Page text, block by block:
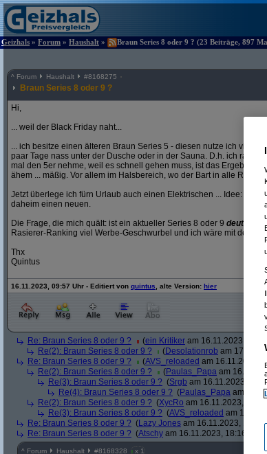
Geizhals » Forum » Haushalt » Braun Series 8 oder 9 ? (23 Beiträge, 897
^ Forum Haushalt #8168275
Braun Series 8 oder 9 ?
Hi,
... weil der Black Friday naht...
... ich besitze einen älteren Braun Series 5 - diesen nutze ich
paar Tage nass unter der Dusche oder in der Sauna. D.h. ich
mal den 5er nehme, weil es schnell gehen muss, ist das Ergebnis -
ähem ... mäßig. Vor allem im Halsbereich, wo der Bart in alle
Jetzt überlege ich fürn Urlaub auch einen Elektrischen ... Idee: ich
daheim einen neuen.
Die Frage, die mich quält: ist ein aktueller Series 8 oder 9 deutlich
Rasierer-Ranking viel Werbe-Geschwurbel und ich wäre mit der
Thx
Quintus
16.11.2023, 09:57 Uhr - Editiert von quintus , alte Version: hier
Re: Braun Series 8 oder 9 ? (ein Kritiker am 16.11.2023,
Re(2): Braun Series 8 oder 9 ?
(Desolationrob am
Re: Braun Series 8 oder 9 ?
(AVS_reloaded am 16.11.2023,
Re(2): Braun Series 8 oder 9 ?
(Paulas_Papa am
Re(3): Braun Series 8 oder 9 ? (Srgb am 16.11.2023,
Re(4): Braun Series 8 oder 9 ? (Paulas_Papa am
Re(2): Braun Series 8 oder 9 ? (XycRo am 16.11.2023,
Re(3): Braun Series 8 oder 9 ? (AVS_reloaded am
Re: Braun Series 8 oder 9 ? (Lazy Jones am 16.11.2023,
Re: Braun Series 8 oder 9 ? (Atschy am 16.11.2023, 18:16:37)
^ Forum Haushalt #8168328 x 1